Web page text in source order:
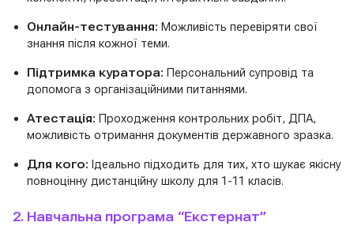
Онлайн-тестування: Можливість перевіряти свої
знання після кожної теми.
Підтримка куратора: Персональний супровід та
допомога з організаційними питаннями.
Атестація: Проходження контрольних робіт, ДПА,
можливість отримання документів державного зразка.
Для кого: Ідеально підходить для тих, хто шукає якісну
повноцінну дистанційну школу для 1-11 класів.
2. Навчальна програма “Екстернат”